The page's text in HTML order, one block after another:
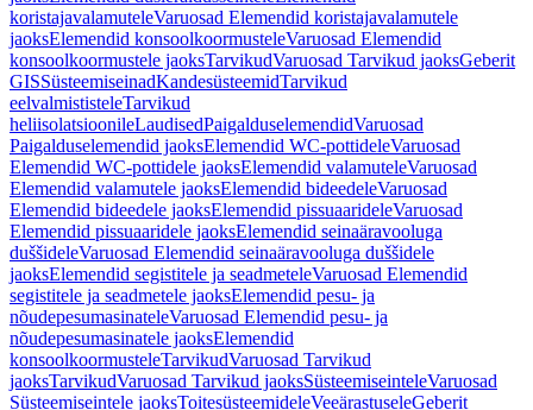
koristajavalamuteleVaruosad Elemendid koristajavalamutele
jaoksElemendid konsoolkoormusteleVaruosad Elemendid
konsoolkoormustele jaoksTarvikudVaruosad Tarvikud jaoksGeberit
GISSüsteemiseinadKandesüsteemidTarvikud
eelvalmististeleTarvikud
heliisolatsioonileLaudisedPaigalduselemendidVaruosad
Paigalduselemendid jaoksElemendid WC-pottideleVaruosad
Elemendid WC-pottidele jaoksElemendid valamuteleVaruosad
Elemendid valamutele jaoksElemendid bideedeleVaruosad
Elemendid bideedele jaoksElemendid pissuaarideleVaruosad
Elemendid pissuaaridele jaoksElemendid seinaäravooluga
duššideleVaruosad Elemendid seinaäravooluga duššidele
jaoksElemendid segistitele ja seadmeteleVaruosad Elemendid
segistitele ja seadmetele jaoksElemendid pesu- ja
nõudepesumasinateleVaruosad Elemendid pesu- ja
nõudepesumasinatele jaoksElemendid
konsoolkoormusteleTarvikudVaruosad Tarvikud
jaoksTarvikudVaruosad Tarvikud jaoksSüsteemiseinteleVaruosad
Süsteemiseintele jaoksToitesüsteemideleVeeärastuseleGeberit